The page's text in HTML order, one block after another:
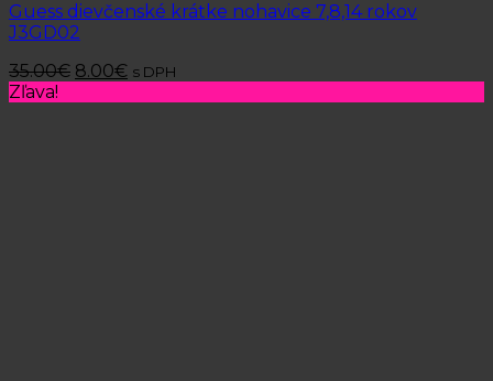
Guess dievčenské krátke nohavice 7,8,14 rokov
J3GD02
35.00€ 8.00€ s DPH
Zľava!